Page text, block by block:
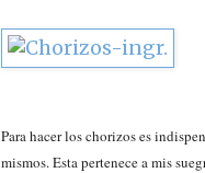
Para hacer los chorizos es
mismos. Esta pertenece a mis